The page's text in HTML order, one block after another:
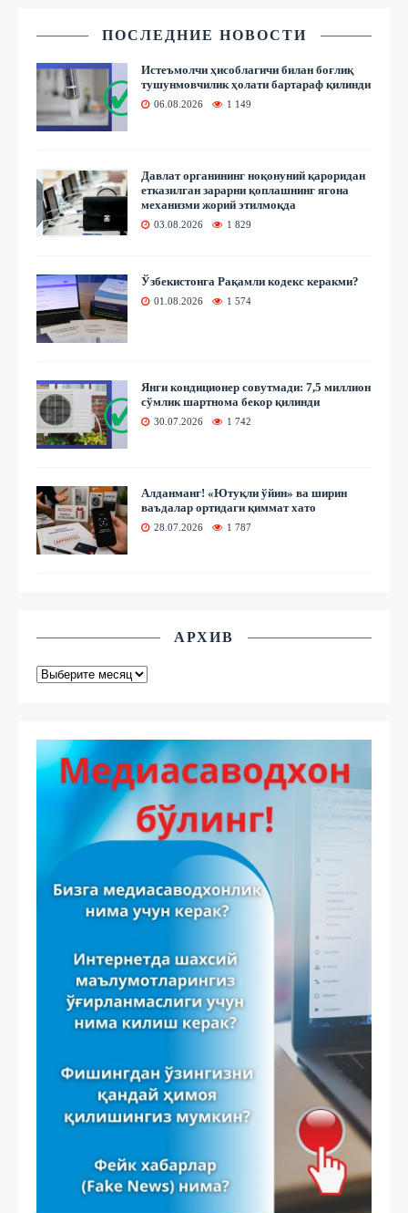
ПОСЛЕДНИЕ НОВОСТИ
Истеъмолчи ҳисоблагичи билан боғлиқ
тушунмовчилик ҳолати бартараф қилинди
06.08.2026 1 149
Давлат органининг ноқонуний қароридан
етказилган зарарни қоплашнинг ягона
механизми жорий этилмоқда
03.08.2026 1 829
Ўзбекистонга Рақамли кодекс керакми?
01.08.2026 1 574
Янги кондиционер совутмади: 7,5 миллион
сўмлик шартнома бекор қилинди
30.07.2026 1 742
Алданманг! «Ютуқли ўйин» ва ширин
ваъдалар ортидаги қиммат хато
28.07.2026 1 787
АРХИВ